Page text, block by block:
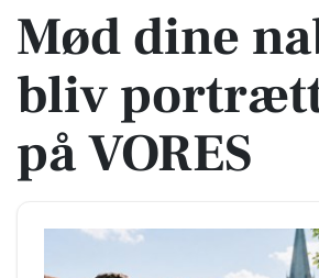
Mød dine
bliv
på VORES